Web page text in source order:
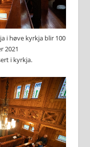
i høve kyrkja blir 100
2021
i kyrkja.